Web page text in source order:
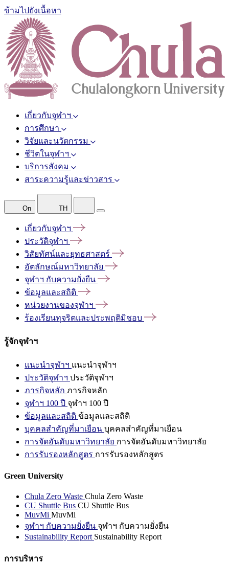
ข้ามไปยังเนื้อหา
เกี่ยวกับจุฬาฯ
การศึกษา
วิจัยและนวัตกรรม
ชีวิตในจุฬาฯ
บริการสังคม
สาระความรู้และข่าวสาร
On TH
เกี่ยวกับจุฬาฯ
ประวัติจุฬาฯ
วิสัยทัศน์และยุทธศาสตร์
อัตลักษณ์มหาวิทยาลัย
จุฬาฯ กับความยั่งยืน
ข้อมูลและสถิติ
หน่วยงานของจุฬาฯ
ร้องเรียนทุจริตและประพฤติมิชอบ
รู้จักจุฬาฯ
แนะนำจุฬาฯ แนะนำจุฬาฯ
ประวัติจุฬาฯ ประวัติจุฬาฯ
ภารกิจหลัก ภารกิจหลัก
จุฬาฯ 100 ปี จุฬาฯ 100 ปี
ข้อมูลและสถิติ ข้อมูลและสถิติ
บุคคลสำคัญที่มาเยือน บุคคลสำคัญที่มาเยือน
การจัดอันดับมหาวิทยาลัย การจัดอันดับมหาวิทยาลัย
การรับรองหลักสูตร การรับรองหลักสูตร
Green University
Chula Zero Waste Chula Zero Waste
CU Shuttle Bus CU Shuttle Bus
MuvMi MuvMi
จุฬาฯ กับความยั่งยืน จุฬาฯ กับความยั่งยืน
Sustainability Report Sustainability Report
การบริหาร